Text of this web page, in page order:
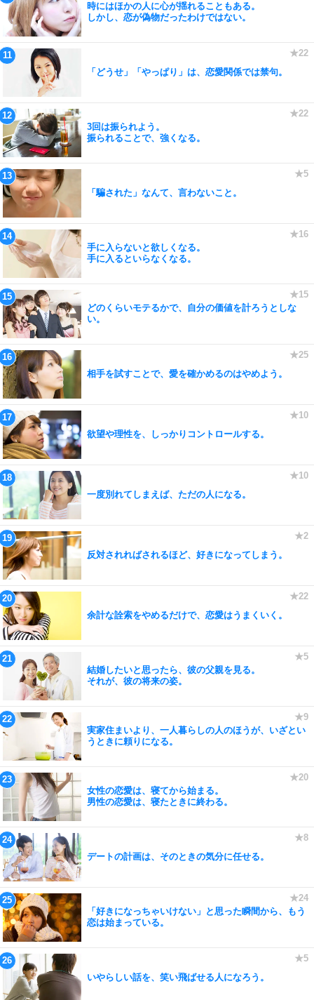
時にはほかの人に心が揺れることもある。
しかし、恋が偽物だったわけではない。
「どうせ」「やっぱり」は、恋愛関係では禁句。
3回は振られよう。
振られることで、強くなる。
「騙された」なんて、言わないこと。
手に入らないと欲しくなる。
手に入るといらなくなる。
どのくらいモテるかで、自分の価値を計ろうとしな
い。
相手を試すことで、愛を確かめるのはやめよう。
欲望や理性を、しっかりコントロールする。
一度別れてしまえば、ただの人になる。
反対されればされるほど、好きになってしまう。
余計な詮索をやめるだけで、恋愛はうまくいく。
結婚したいと思ったら、彼の父親を見る。
それが、彼の将来の姿。
実家住まいより、一人暮らしの人のほうが、いざとい
うときに頼りになる。
女性の恋愛は、寝てから始まる。
男性の恋愛は、寝たときに終わる。
デートの計画は、そのときの気分に任せる。
「好きになっちゃいけない」と思った瞬間から、もう
恋は始まっている。
いやらしい話を、笑い飛ばせる人になろう。